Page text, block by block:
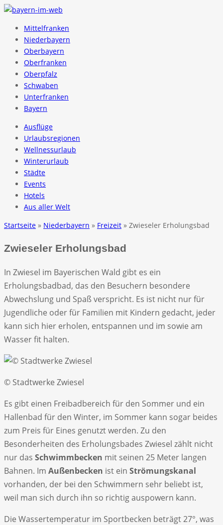
Mittelfranken
Niederbayern
Oberbayern
Oberfranken
Oberpfalz
Schwaben
Unterfranken
Bayern
Ausflüge
Urlaubsregionen
Wellnessurlaub
Winterurlaub
Städte
Events
Hotels
Aus aller Welt
Startseite » Niederbayern » Freizeit » Zwieseler Erholungsbad
Zwieseler Erholungsbad
In Zwiesel im Bayerischen Wald gibt es ein
Erholungsbadbad, das den Besuchern besondere
Abwechslung und Spaß verspricht. Es ist nicht nur für
Jugendliche oder für Familien mit Kindern gedacht, jeder
kann sich hier erholen, entspannen und im sowie am
Wasser fit halten.
© Stadtwerke Zwiesel
Es gibt einen Freibadbereich für den Sommer und ein
Hallenbad für den Winter, im Sommer kann sogar beides
zum Preis für Eines genutzt werden. Zu den
Besonderheiten des Erholungsbades Zwiesel zählt nicht
nur das Schwimmbecken mit seinen 25 Meter langen
Bahnen. Im Außenbecken ist ein Strömungskanal
vorhanden, der bei den Schwimmern sehr beliebt ist,
weil man sich durch ihn so richtig auspowern kann.
Die Wassertemperatur im Sportbecken beträgt 27°, was